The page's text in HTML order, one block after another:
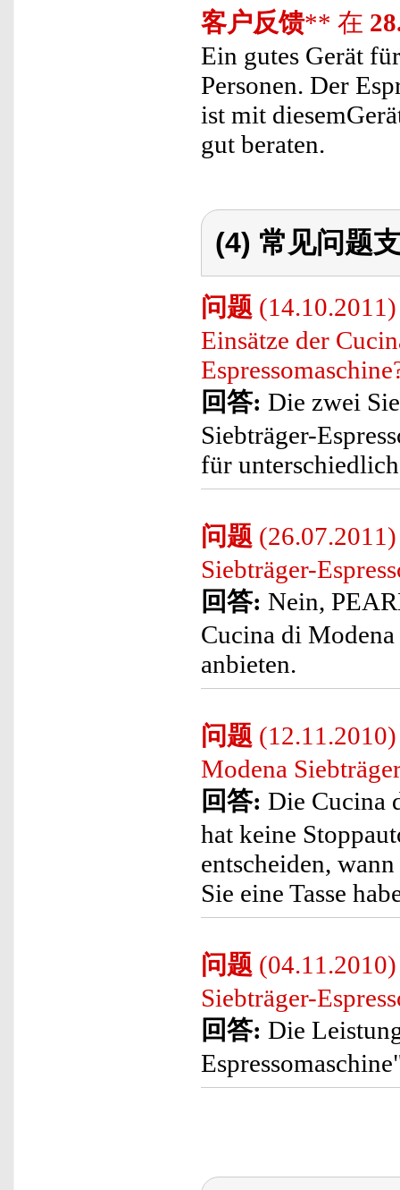
客户反馈** 在
Ein gutes Gerät
Personen. Der
ist mit
gut beraten.
(4) 常见问题
问题
Einsätze der
回答: Die zwei
Siebträger-
für
问题
Siebträger-
回答: Nein,
Cucina di Modena
anbieten.
问题
Modena
回答: Die Cucina
hat keine
entscheiden,
Sie eine Tasse
问题
Siebträger-
回答: Die